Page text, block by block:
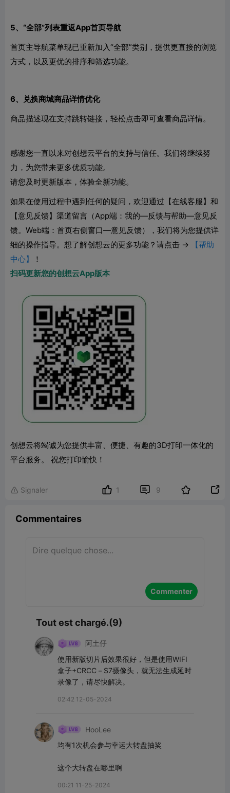
5、“全部”列表重返App首页导航
首页主导航菜单现已重新加入“全部”类别，提供更直接的浏览
方式，以及更优的排序和筛选功能。
6、兑换商城商品详情优化
商品描述现在支持跳转链接，轻松点击即可查看商品详情。
感谢您一直以来对创想云平台的支持与信任。我们将继续努
力，为您带来更多优质功能。
请您及时更新版本，体验全新功能。
如果在使用过程中遇到任何的疑问，欢迎通过【在线客服】和
【意见反馈】渠道留言（App端：我的—反馈与帮助—意见反
馈。Web端：首页右侧窗口—意见反馈），我们将为您提供详
细的操作指导。 想了解创想云的更多功能？请点击 →
【帮助
中心】
！
扫码更新您的创想云App版本
创想云将竭诚为您提供丰富、便捷、有趣的3D打印一体化的
平台服务。 祝您打印愉快！
 Signaler 1  9 
Commentaires
Commenter
Tout est chargé.(9)
阿土仔
使用新版切片后效果很好，但是使用WIFI
盒子+CRCC－S7摄像头，就无法生成延时
录像了，请尽快解决。
02:42 12-05-2024
HooLee
均有1次机会参与幸运大转盘抽奖
这个大转盘在哪里啊
00:21 11-25-2024